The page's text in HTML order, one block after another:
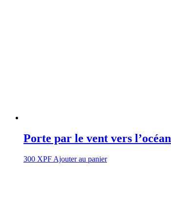
Porte par le vent vers l’océan
300 XPF Ajouter au panier